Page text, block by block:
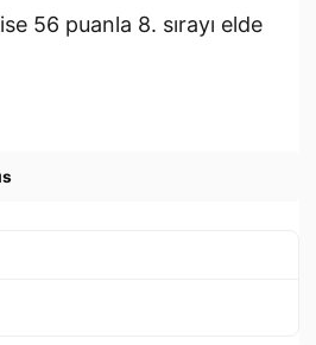
56 puanla 8. sırayı elde